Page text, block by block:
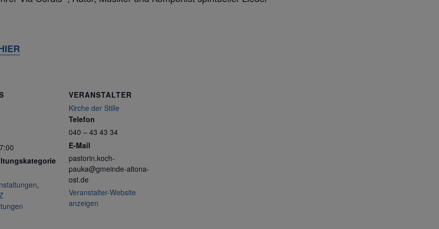
,
VERANSTALTER
Kirche der Stille
Telefon
040 – 43 43 34
E-Mail
pastorin.koch-
pauka@gmeinde-altona-
ost.de
Veranstalter-Website
anzeigen